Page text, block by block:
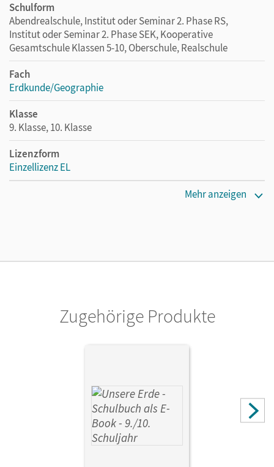
Schulform
Abendrealschule, Institut oder Seminar 2. Phase RS,
Institut oder Seminar 2. Phase SEK, Kooperative
Gesamtschule Klassen 5-10, Oberschule, Realschule
Fach
Erdkunde/Geographie
Klasse
9. Klasse, 10. Klasse
Lizenzform
Einzellizenz EL
Mehr anzeigen
Zugehörige Produkte